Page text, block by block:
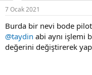
7 Ocak 2021
Burda bir nevi bode pilot
@taydin abi aynı işlemi
değerini değiştirerek